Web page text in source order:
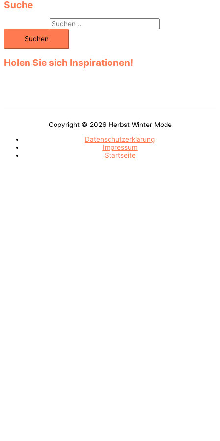
Suche
Holen Sie sich Inspirationen!
Copyright © 2026 Herbst Winter Mode
Datenschutzerklärung
Impressum
Startseite